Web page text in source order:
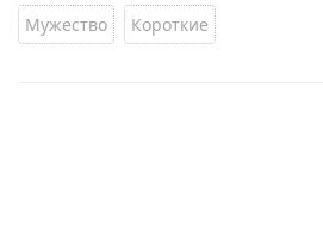
Мужество Короткие